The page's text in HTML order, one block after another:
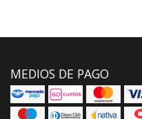
MEDIOS DE PAGO